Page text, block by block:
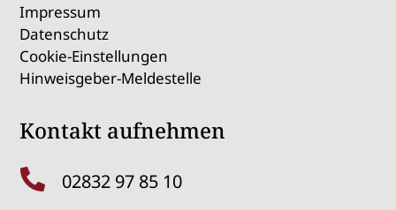
Impressum
Datenschutz
Cookie-Einstellungen
Hinweisgeber-Meldestelle
Kontakt aufnehmen
 02832 97 85 10